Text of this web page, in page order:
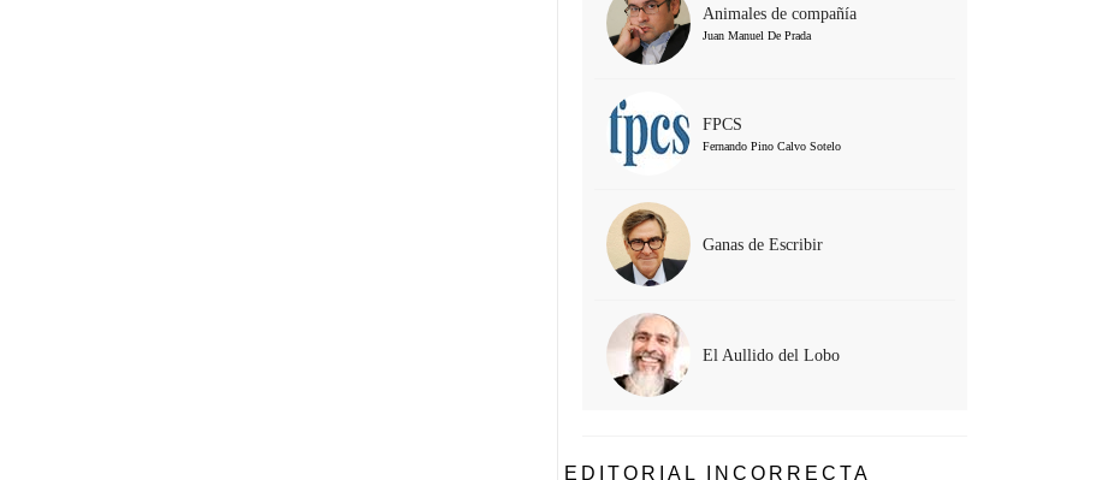
Animales de compañía
Juan Manuel De Prada
FPCS
Fernando Pino Calvo Sotelo
Ganas de Escribir
El Aullido del Lobo
EDITORIAL INCORRECTA